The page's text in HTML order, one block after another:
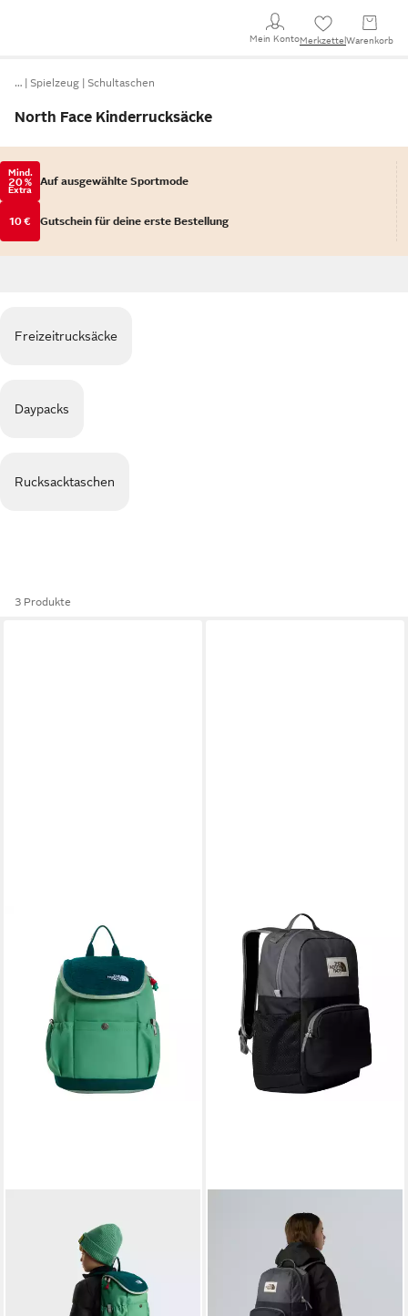
Mein KontoMerkzettel Warenkorb
… Spielzeug Schultaschen
North Face Kinderrucksäcke
Mind.
20 %
Extra
Auf ausgewählte Sportmode
10 € Gutschein für deine erste Bestellung
Freizeitrucksäcke
Daypacks
Rucksacktaschen
3 Produkte